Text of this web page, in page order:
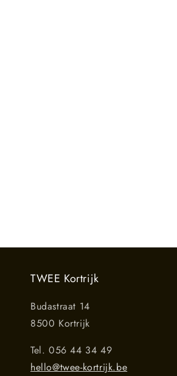
TWEE Kortrijk
Budastraat 14
8500 Kortrijk
Tel. 056 44 34 49
hello@twee-kortrijk.be